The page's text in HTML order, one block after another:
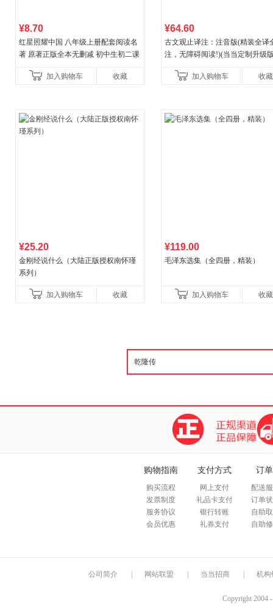
¥8.70
红星照耀中国 八年级上册配套阅读名
著 原著正版全本无删减 初中生初二课
加入购物车
收藏
¥64.60
古文观止译注：注音版(精装全译
注，无障碍阅读!)(当当定制升级
加入购物车 收藏
¥25.20
金刚经说什么（大陆正版授权南怀瑾
系列）
加入购物车 收藏
¥119.00
毛泽东选集（全四册，精装）
加入购物车 收藏
购物指南
购买流程
发票制度
服务协议
会员优惠
支付方式
网上支付
礼品卡支付
银行转账
礼券支付
订
配送
订单
自助
自助
公司简介 网站联盟 当当招商 机构
Copyright 2004